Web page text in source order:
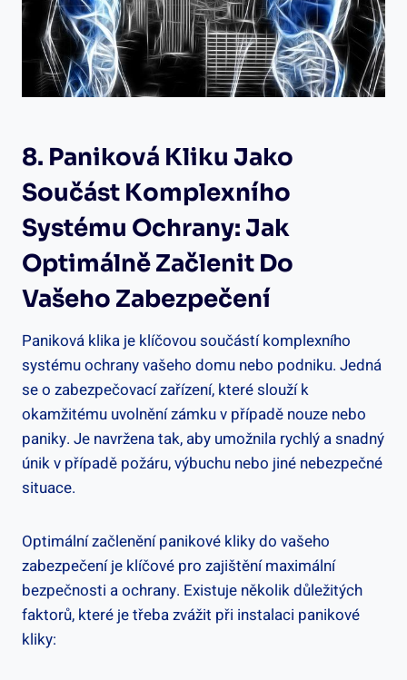
8. Paniková Kliku⁢ Jako
Součást Komplexního
Systému Ochrany: Jak
Optimálně Začlenit Do
Vašeho Zabezpečení
Paniková klika je klíčovou součástí komplexního
systému ochrany vašeho⁣ domu nebo podniku. Jedná
se o zabezpečovací zařízení, které slouží k
okamžitému uvolnění ⁢zámku v případě nouze nebo
paniky. ⁣Je navržena tak,​ aby umožnila rychlý a⁤ snadný
únik v případě požáru, výbuchu nebo jiné ​nebezpečné⁢
situace.
Optimální ⁤začlenění panikové kliky do vašeho
zabezpečení je ⁣klíčové pro‍ zajištění maximální
bezpečnosti a ochrany. Existuje několik⁣ důležitých⁣
faktorů, které je třeba​ zvážit při instalaci panikové
kliky: